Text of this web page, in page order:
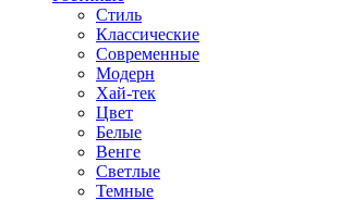
Стиль
Классические
Современные
Модерн
Хай-тек
Цвет
Белые
Венге
Светлые
Темные